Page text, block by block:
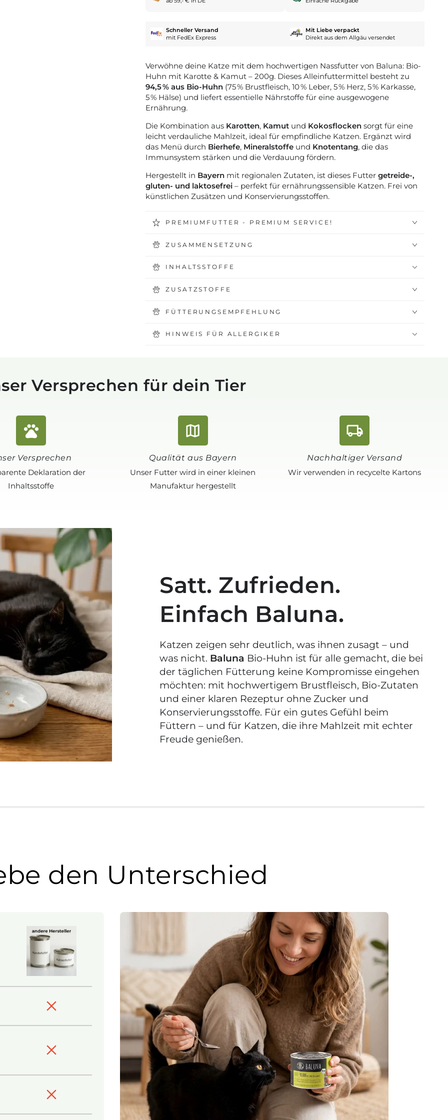
Schneller Versand
mit FedEx Express
Mit Liebe verpackt
Direkt aus dem Allgäu versendet
Verwöhne deine Katze mit dem hochwertigen Nassfutter von Baluna: Bio-
Huhn mit Karotte & Kamut – 200g. Dieses Alleinfuttermittel besteht zu
94,5 % aus Bio-Huhn(75 % Brustfleisch, 10 % Leber, 5 % Herz, 5 % Karkasse,
5 % Hälse) und liefert essentielle Nährstoffe für eine ausgewogene
Ernährung.
Die Kombination aus Karotten, Kamutund Kokosflockensorgt für eine
leicht verdauliche Mahlzeit, ideal für empfindliche Katzen. Ergänzt wird
das Menü durch Bierhefe, Mineralstoffeund Knotentang, die das
Immunsystem stärken und die Verdauung fördern.
Hergestellt in Bayernmit regionalen Zutaten, ist dieses Futter getreide-,
gluten- und laktosefrei– perfekt für ernährungssensible Katzen. Frei von
künstlichen Zusätzen und Konservierungsstoffen.
PREMIUMFUTTER - PREMIUM SERVICE!
ZUSAMMENSETZUNG
INHALTSSTOFFE
ZUSATZSTOFFE
FÜTTERUNGSEMPFEHLUNG
HINWEIS FÜR ALLERGIKER
Versprechen für dein Tier
Versprechen
Deklaration der
Inhaltsstoffe
Qualität aus Bayern
Unser Futter wird in einer kleinen
Manufaktur hergestellt
Nachhaltiger Versand
Wir verwenden in recycelte Kartons
Satt. Zufrieden.
Einfach Baluna.
Katzen zeigen sehr deutlich, was ihnen zusagt – und
was nicht. Baluna Bio-Huhn ist für alle gemacht, die bei
der täglichen Fütterung keine Kompromisse eingehen
möchten: mit hochwertigem Brustfleisch, Bio-Zutaten
und einer klaren Rezeptur ohne Zucker und
Konservierungsstoffe. Für ein gutes Gefühl beim
Füttern – und für Katzen, die ihre Mahlzeit mit echter
Freude genießen.
den Unterschied